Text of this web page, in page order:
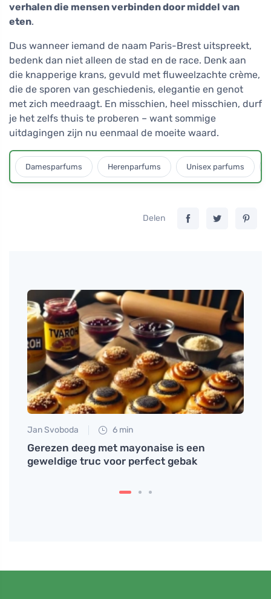
verhalen die mensen verbinden door middel van
eten.
Dus wanneer iemand de naam Paris-Brest uitspreekt,
bedenk dan niet alleen de stad en de race. Denk aan
die knapperige krans, gevuld met fluweelzachte crème,
die de sporen van geschiedenis, elegantie en genot
met zich meedraagt. En misschien, heel misschien, durf
je het zelfs thuis te proberen – want sommige
uitdagingen zijn nu eenmaal de moeite waard.
Damesparfums Herenparfums Unisex parfums
Delen
Jan Svoboda 6 min
Gerezen deeg met mayonaise is een
geweldige truc voor perfect gebak